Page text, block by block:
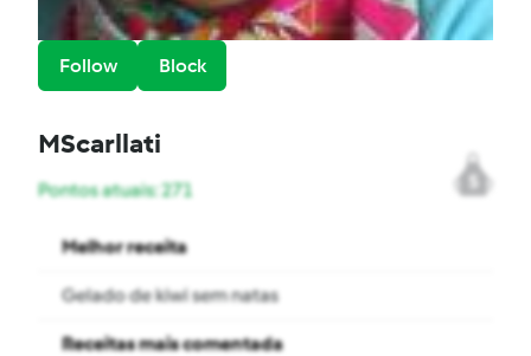
Follow Block
MScarllati
5
Pontos atuais: 271
Melhor receita
Gelado de kiwi sem natas
Receitas mais comentada